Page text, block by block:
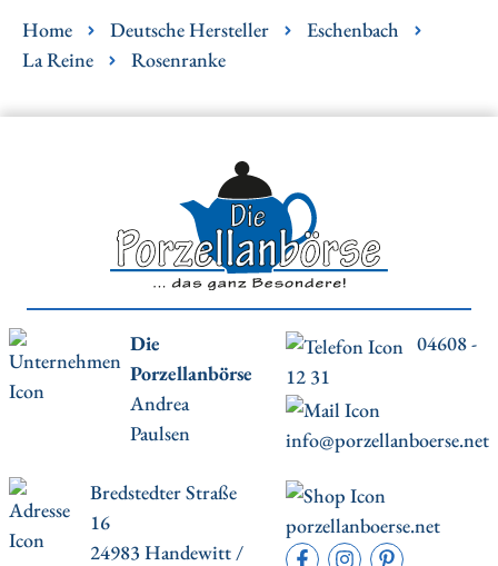
Home Deutsche Hersteller
Eschenbach
La Reine
Rosenranke
Die
Porzellanbörse
Andrea
Paulsen
04608 -
12 31
info@porzellanboerse.net
Bredstedter Straße
16
24983 Handewitt /
porzellanboerse.net